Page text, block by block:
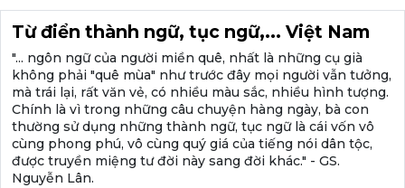
Từ điển thành ngữ, tục ngữ,... Việt Nam
"... ngôn ngữ của người miền quê, nhất là những cụ già
không phải "quê mùa" như trước đây mọi người vẫn tưởng,
mà trái lại, rất văn vẻ, có nhiều màu sắc, nhiều hình tượng.
Chính là vì trong những câu chuyện hàng ngày, bà con
thường sử dụng những thành ngữ, tục ngữ là cái vốn vô
cùng phong phú, vô cùng quý giá của tiếng nói dân tộc,
được truyền miệng tư đời này sang đời khác." - GS.
Nguyễn Lân.